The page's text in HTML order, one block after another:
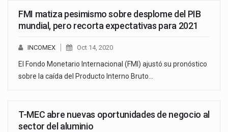
FMI matiza pesimismo sobre desplome del PIB
mundial, pero recorta expectativas para 2021
INCOMEX Oct 14, 2020
El Fondo Monetario Internacional (FMI) ajustó su pronóstico
sobre la caída del Producto Interno Bruto…
T-MEC abre nuevas oportunidades de negocio al
sector del aluminio